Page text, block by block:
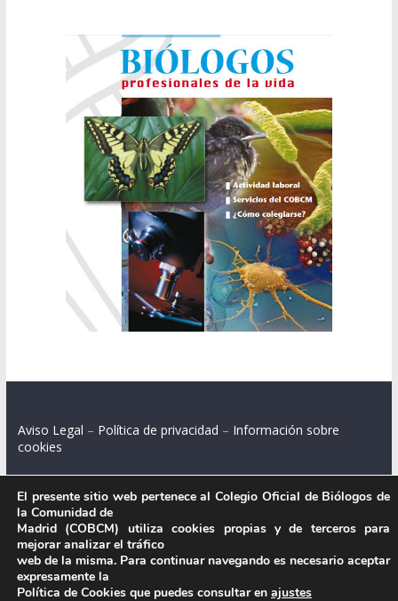
Aviso Legal – Política de privacidad – Información sobre
cookies
Colegio Oficial de Biólogos de la Comunidad de Madrid.
C/ Santa Engracia 108, 2º int.izq. 28003 Madrid.
El presente sitio web pertenece al Colegio Oficial de Biólogos de
la Comunidad de
Madrid (COBCM) utiliza cookies propias y de terceros para
mejorar analizar el tráfico
web de la misma. Para continuar navegando es necesario aceptar
expresamente la
Política de Cookies que puedes consultar en ajustes